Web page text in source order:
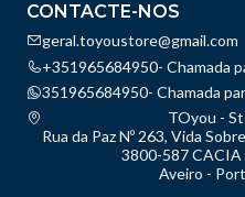
CONTACTE-NOS
geral.toyoustore@gmail.com
+351965684950- Chamada
351965684950- Chamada
TOyou -
Rua da Paz Nº 263, Vida
3800-587 CACIA
Aveiro -